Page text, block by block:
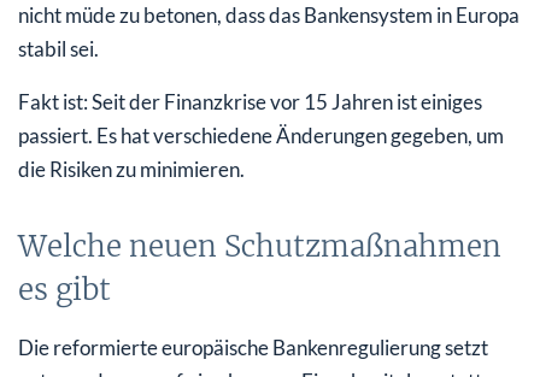
nicht müde zu betonen, dass das Bankensystem in Europa
stabil sei.
Fakt ist: Seit der Finanzkrise vor 15 Jahren ist einiges
passiert. Es hat verschiedene Änderungen gegeben, um
die Risiken zu minimieren.
Welche neuen Schutzmaßnahmen
es gibt
Die reformierte europäische Bankenregulierung setzt